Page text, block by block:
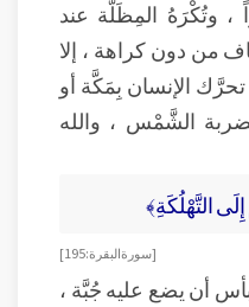
وتُكْرَهُ المِظَلَّة عند
من دون كراهة ، إلا
تحرَّك الإنسان بِمَكَّة أو
الشَّمْس ، والله
إِلَى التَّهْلُكَةِ﴾
[ سورة البقرة : 195]
أن يضع عليه جُبَّة ،